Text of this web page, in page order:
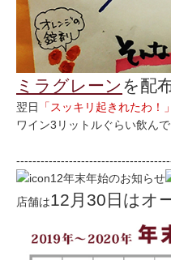
ミラグレーン を配
翌日 「スッキリ起きれたわ！」
ワイン3リットルぐらい飲ん
年末年始のお知らせ
店舗は12月30日はオ